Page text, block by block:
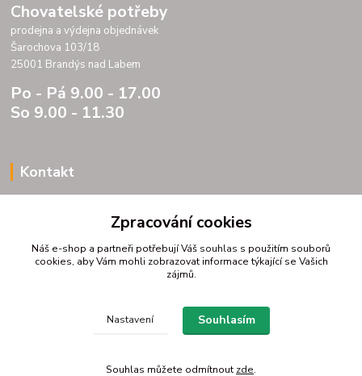
Chovatelské potřeby
prodejna a výdejna objednávek
Šarochova 103/18
25001 Brandýs nad Labem
Po - Pá 9.00 - 17.00
So 9.00 - 11.30
Kontakt
DIC CZ07175833
Šarochova 103/18
Zpracování cookies
Náš e-shop a partneři potřebují Váš souhlas s použitím souborů
cookies, aby Vám mohli zobrazovat informace týkající se Vašich
zájmů.
Nastavení Souhlasím
Souhlas můžete odmítnout zde.